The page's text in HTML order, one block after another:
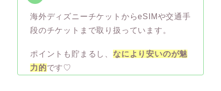
海外ディズニーチケットからeSIMや交通手
段のチケットまで取り扱っています。
ポイントも貯まるし、 なにより安いのが魅
力的です♡